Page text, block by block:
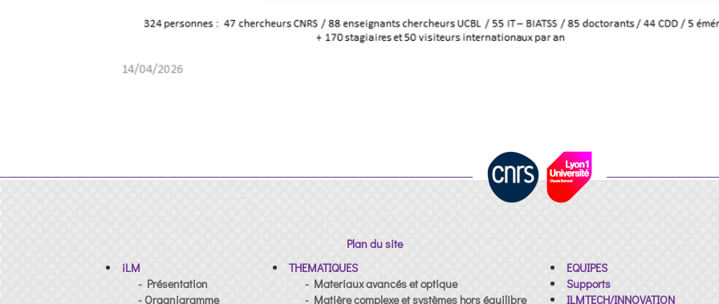
Plan du site
iLM
- Présentation
- Organigramme
THEMATIQUES
- Materiaux avancés et optique
- Matière complexe et systèmes hors équilibre
EQUIPES
Supports
ILMTECH/INNOVATION